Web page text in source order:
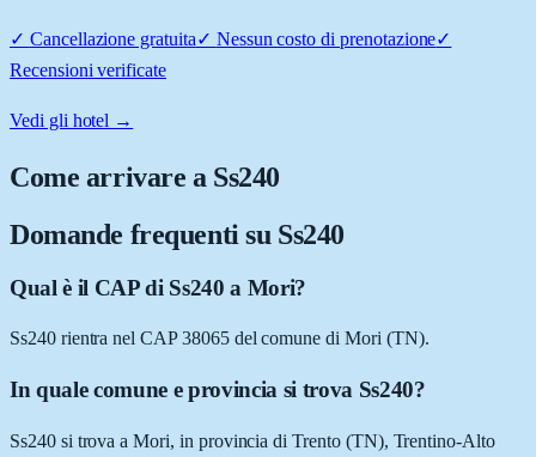
✓ Cancellazione gratuita✓ Nessun costo di prenotazione✓
Recensioni verificate
Vedi gli hotel →
Come arrivare a Ss240
Domande frequenti su Ss240
Qual è il CAP di Ss240 a Mori?
Ss240 rientra nel CAP 38065 del comune di Mori (TN).
In quale comune e provincia si trova Ss240?
Ss240 si trova a Mori, in provincia di Trento (TN), Trentino-Alto